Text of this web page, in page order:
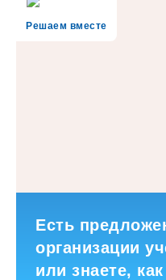
Решаем вместе
Есть
организации
или знаете,